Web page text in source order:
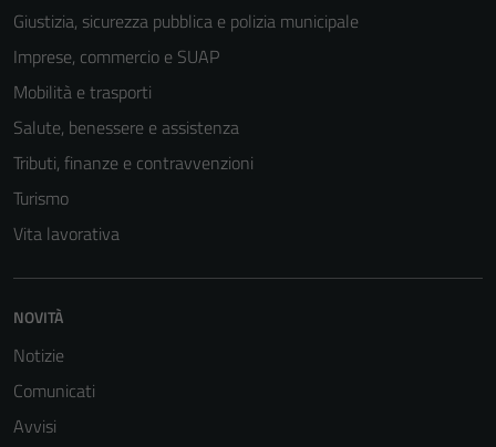
Giustizia, sicurezza pubblica e polizia municipale
Imprese, commercio e SUAP
Mobilità e trasporti
Salute, benessere e assistenza
Tributi, finanze e contravvenzioni
Turismo
Vita lavorativa
NOVITÀ
Notizie
Comunicati
Avvisi